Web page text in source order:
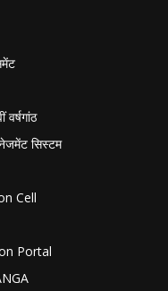
सिस्टम
Cell
Portal